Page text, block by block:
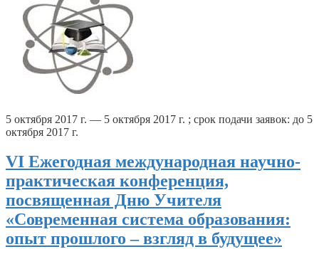
5 октября 2017 г. — 5 октября 2017 г. ; срок подачи заявок: до 5
октября 2017 г.
VI Ежегодная международная научно-
практическая конференция,
посвященная Дню Учителя
«Современная система образования:
опыт прошлого – взгляд в будущее»